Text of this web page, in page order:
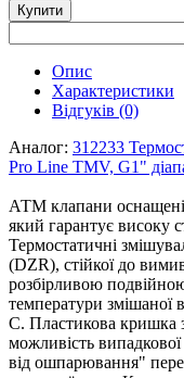
Купити
Опис
Характеристики
Відгуків (0)
Аналог: 312233
Pro Line TMV, G1"
АТМ клапани
який гарантує високу
Термостатичні
(DZR), стійкої до
розбірливою
температури змішаної
С. Пластикова кришка
можливість
від ошпарювання"